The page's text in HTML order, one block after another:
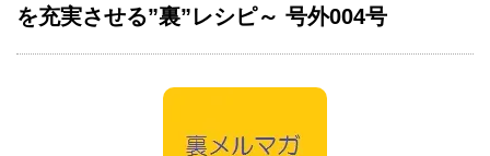
を充実させる”裏”レシピ～ 号外004号